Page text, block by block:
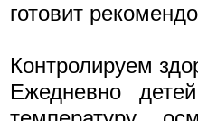
готовит
Контролируем
Ежедневно